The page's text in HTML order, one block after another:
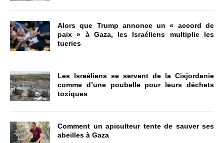
Alors que Trump annonce un « accord de
paix » à Gaza, les Israéliens multiplie les
tueries
Les Israéliens se servent de la Cisjordanie
comme d’une poubelle pour leurs déchets
toxiques
Comment un apiculteur tente de sauver ses
abeilles à Gaza